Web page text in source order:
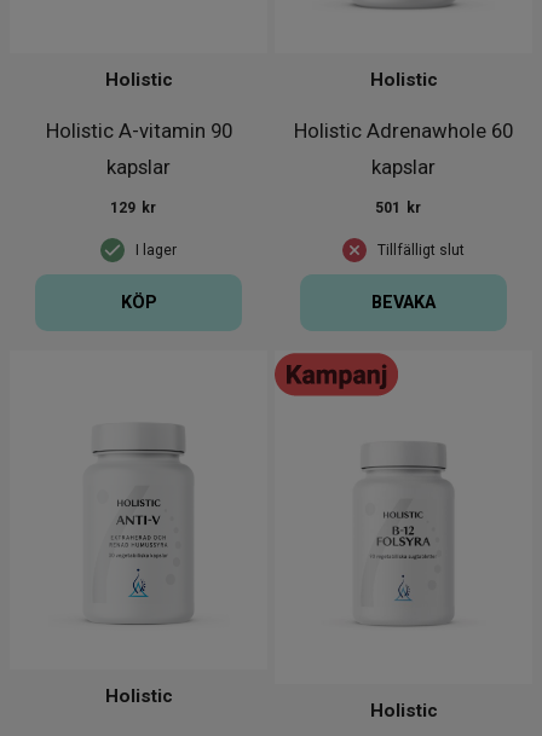
Holistic A-vitamin 90
kapslar
Holistic
I lager
129 kr
KÖP
Holistic Adrenawhole 60
kapslar
Holistic
Tillfälligt slut
501 kr
BEVAKA
Holistic
Holistic